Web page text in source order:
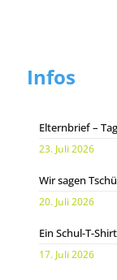
Infos
Elternbrief –
23. Juli 2026
Wir sagen
20. Juli 2026
Ein Schul-T-
17. Juli 2026